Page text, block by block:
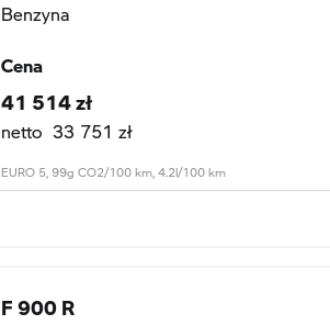
Benzyna
Cena
41 514 zł
netto 33 751 zł
EURO 5, 99g CO2/100 km, 4.2l/100 km
F 900 R